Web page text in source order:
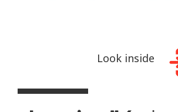
Look inside